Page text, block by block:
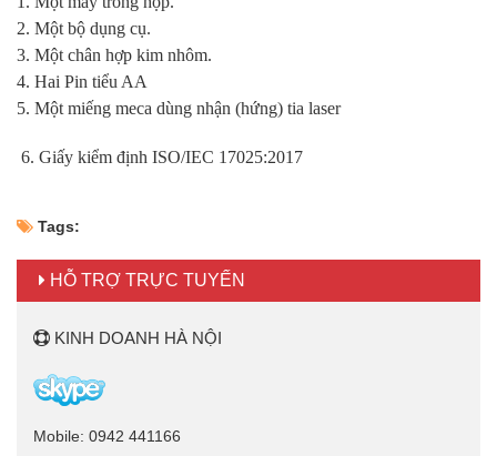
2. Một bộ dụng cụ.
3. Một chân hợp kim nhôm.
4. Hai Pin tiểu AA
5. Một miếng meca dùng nhận (hứng) tia laser
6. Giấy kiểm định ISO/IEC 17025:2017
Tags:
HỖ TRỢ TRỰC TUYẾN
KINH DOANH HÀ NỘI
Mobile: 0942 441166